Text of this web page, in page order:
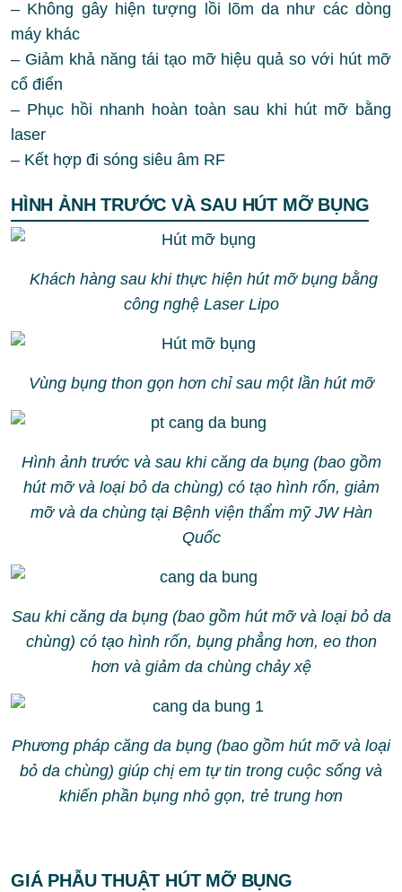
– Không gây hiện tượng lồi lõm da như các dòng
máy khác
– Giảm khả năng tái tạo mỡ hiệu quả so với hút mỡ
cổ điển
– Phục hồi nhanh hoàn toàn sau khi hút mỡ bằng
laser
– Kết hợp đi sóng siêu âm RF
HÌNH ẢNH TRƯỚC VÀ SAU HÚT MỠ BỤNG
Khách hàng sau khi thực hiện hút mỡ bụng bằng
công nghệ Laser Lipo
Vùng bụng thon gọn hơn chỉ sau một lần hút mỡ
Hình ảnh trước và sau khi căng da bụng (bao gồm
hút mỡ và loại bỏ da chùng) có tạo hình rốn, giảm
mỡ và da chùng tại Bệnh viện thẩm mỹ JW Hàn
Quốc
Sau khi căng da bụng (bao gồm hút mỡ và loại bỏ da
chùng) có tạo hình rốn, bụng phẳng hơn, eo thon
hơn và giảm da chùng chảy xệ
Phương pháp căng da bụng (bao gồm hút mỡ và loại
bỏ da chùng) giúp chị em tự tin trong cuộc sống và
khiến phần bụng nhỏ gọn, trẻ trung hơn
GIÁ PHẪU THUẬT HÚT MỠ BỤNG